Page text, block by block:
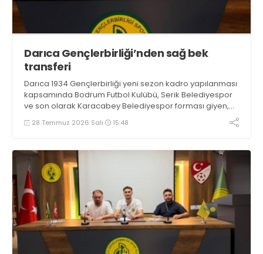
Darıca Gençlerbirliği’nden sağ bek
transferi
Darıca 1934 Gençlerbirliği yeni sezon kadro yapılanması
kapsamında Bodrum Futbol Kulübü, Serik Belediyespor
ve son olarak Karacabey Belediyespor forması giyen,
sağ bek Osman Kocaağa ile anlaşmaya vardı.
28 Temmuz 2026 Salı 15:48